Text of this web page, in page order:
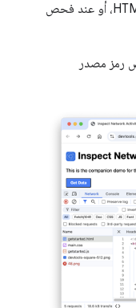
HTML المعروض بدلاً من رمز مصدر HTML، أو عند فحص
رمز مصدر